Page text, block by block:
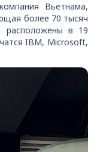
Вьетнама,
более 70 тысяч
расположены в 19
IBM, Microsoft,